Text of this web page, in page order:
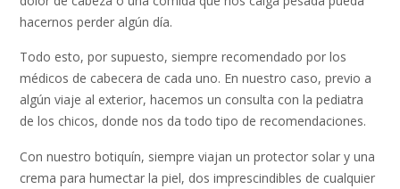
hacernos perder algún día.
Todo esto, por supuesto, siempre recomendado por los
médicos de cabecera de cada uno. En nuestro caso, previo a
algún viaje al exterior, hacemos un consulta con la pediatra
de los chicos, donde nos da todo tipo de recomendaciones.
Con nuestro botiquín, siempre viajan un protector solar y una
crema para humectar la piel, dos imprescindibles de cualquier